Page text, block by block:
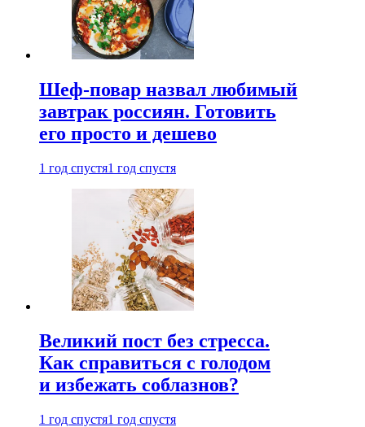
Шеф-повар назвал любимый
завтрак россиян. Готовить
его просто и дешево
1 год спустя1 год спустя
Великий пост без стресса.
Как справиться с голодом
и избежать соблазнов?
1 год спустя1 год спустя